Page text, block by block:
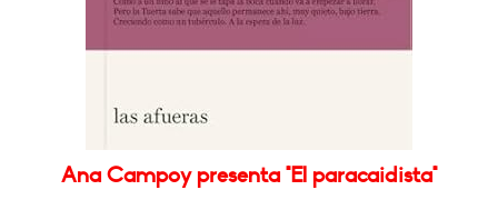
Ana Campoy presenta "El paracaidista"